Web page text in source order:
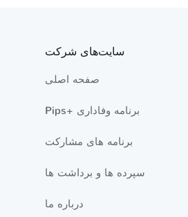
سایت‌های شرکت
صفحه اصلی
Pips+ برنامه وفاداری
برنامه های مشارکت
سپرده ها و برداشت ها
درباره ما